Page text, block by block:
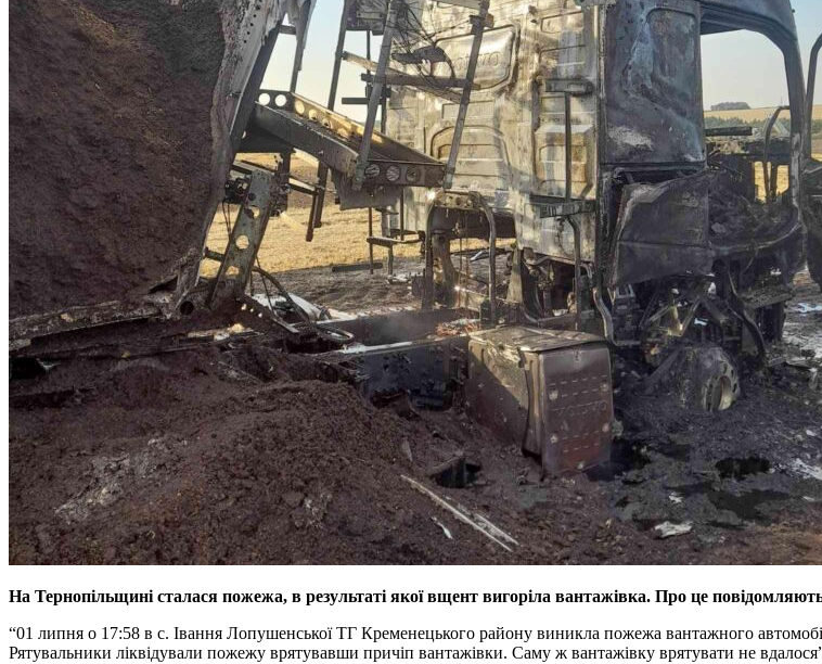
На Тернопільщині сталася пожежа, в результаті якої вщент вигоріла вантажівка. Про це
“01 липня о 17:58 в с. Івання Лопушенської ТГ Кременецького району виникла пожежа вантажного
Рятувальники ліквідували пожежу врятувавши причіп вантажівки. Саму ж вантажівку врятувати не